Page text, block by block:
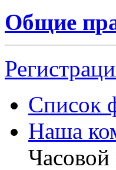
Общие
Список
Наша
Часовой